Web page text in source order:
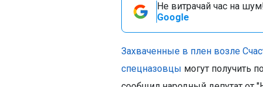
Не витрачай час на
Google
Захваченные в плен возле
спецназовцы могут получить